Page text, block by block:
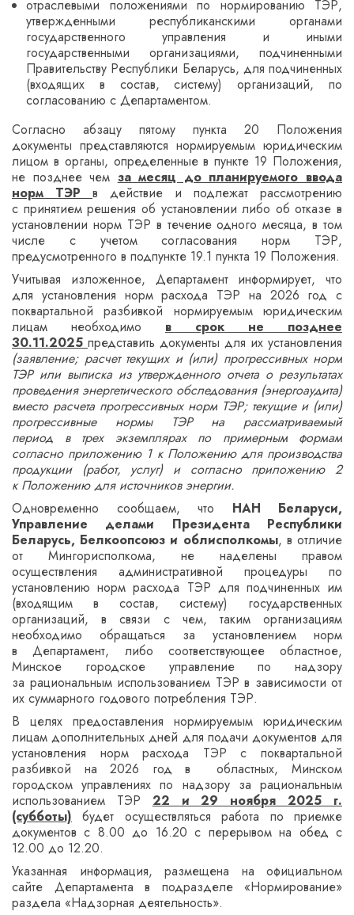
отраслевыми положениями по нормированию ТЭР,
утвержденными республиканскими органами
государственного управления и иными
государственными организациями, подчиненными
Правительству Республики Беларусь, для подчиненных
(входящих в состав, систему) организаций, по
согласованию с Департаментом.
Согласно абзацу пятому пункта 20 Положения
документы представляются нормируемым юридическим
лицом в органы, определенные в пункте 19 Положения,
не позднее чем за месяц до планируемого ввода
норм ТЭР в действие и подлежат рассмотрению
с принятием решения об установлении либо об отказе в
установлении норм ТЭР в течение одного месяца, в том
числе с учетом согласования норм ТЭР,
предусмотренного в подпункте 19.1 пункта 19 Положения.
Учитывая изложенное, Департамент информирует, что
для установления норм расхода ТЭР на 2026 год с
поквартальной разбивкой нормируемым юридическим
лицам необходимо в срок не позднее
30.11.2025 представить документы для их установления
(заявление; расчет текущих и (или) прогрессивных норм
ТЭР или выписка из утвержденного отчета о результатах
проведения энергетического обследования (энергоаудита)
вместо расчета прогрессивных норм ТЭР; текущие и (или)
прогрессивные нормы ТЭР на рассматриваемый
период в
трех экземплярах попримернымформам
согласно приложению 1 к Положениюдля производства
продукции (работ, услуг) и согласно приложению2
к Положениюдля источников энергии.
Одновременно сообщаем, что НАН Беларуси,
Управление делами Президента Республики
Беларусь, Белкоопсоюз и облисполкомы, в отличие
от Мингорисполкома, не наделены правом
осуществления административной процедуры по
установлению норм расхода ТЭР для подчиненных им
(входящим в состав, систему) государственных
организаций, в связи с чем, таким организациям
необходимо обращаться за установлением норм
в Департамент, либо соответствующее областное,
Минское городское управление по надзору
за рациональным использованием ТЭР в зависимости от
их суммарного годового потребления ТЭР.
В целях предоставления нормируемым юридическим
лицам дополнительных дней для подачи документов для
установления норм расхода ТЭР с поквартальной
разбивкой на 2026 год в областных, Минском
городском управлениях по надзору за рациональным
использованием ТЭР 22 и 29 ноября 2025 г.
(субботы) будет осуществляться работа по приемке
документов с 8.00 до 16.20 с перерывом на обед с
12.00 до 12.20.
Указанная информация, размещена на официальном
сайте Департамента в подразделе «Нормирование»
раздела «Надзорная деятельность».